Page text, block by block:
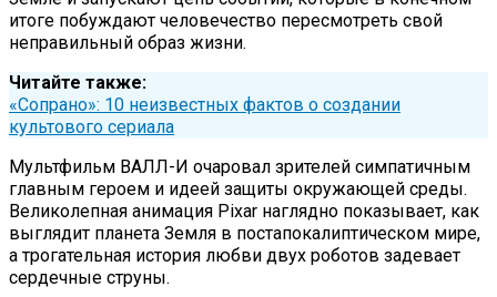
итоге побуждают человечество пересмотреть свой
неправильный образ жизни.
Читайте также:
«Сопрано»: 10 неизвестных фактов о создании
культового сериала
Мультфильм ВАЛЛ-И очаровал зрителей симпатичным
главным героем и идеей защиты окружающей среды.
Великолепная анимация Pixar наглядно показывает, как
выглядит планета Земля в постапокалиптическом мире,
а трогательная история любви двух роботов задевает
сердечные струны.